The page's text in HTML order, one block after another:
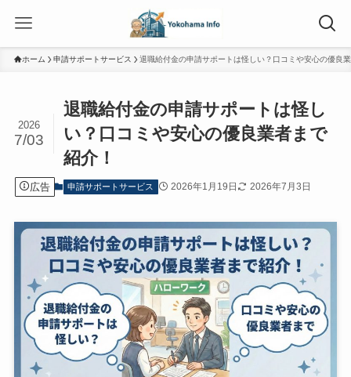
ホーム 申請サポートサービス 退職給付金の申請サポートは怪しい？口コミや安心の優良
退職給付金の申請サポートは怪し
い？口コミや安心の優良業者まで
紹介！
2026
7/03
広告 申請サポートサービス 2026年1月19日 2026年7月3日